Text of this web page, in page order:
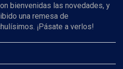
bienvenidas las novedades, y
una remesa de
¡Pásate a verlos!